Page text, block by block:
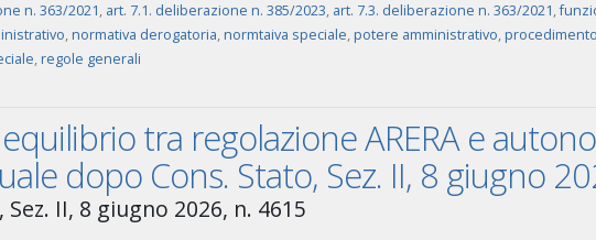
n. 363/2021, art. 7.1. deliberazione n. 385/2023, art. 7.3. deliberazione n. 363/2021,
,normativa derogatoria,normtaiva speciale,potere amministrativo,
,regole generali
tra regolazione ARERA e
dopo Cons. Stato, Sez. II, 8 giugno
Sez. II, 8 giugno 2026, n. 4615